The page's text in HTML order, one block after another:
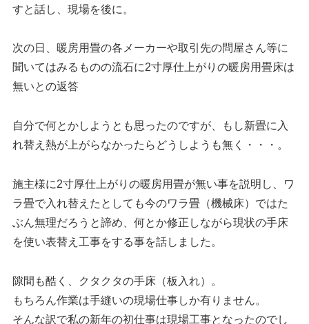
すと話し、現場を後に。
次の日、暖房用畳の各メーカーや取引先の問屋さん等に
聞いてはみるものの流石に2寸厚仕上がりの暖房用畳床は
無いとの返答
自分で何とかしようとも思ったのですが、もし新畳に入
れ替え熱が上がらなかったらどうしようも無く・・・。
施主様に2寸厚仕上がりの暖房用畳が無い事を説明し、ワ
ラ畳で入れ替えたとしても今のワラ畳（機械床）ではた
ぶん無理だろうと諦め、何とか修正しながら現状の手床
を使い表替え工事をする事を話しました。
隙間も酷く、クタクタの手床（板入れ）。
もちろん作業は手縫いの現場仕事しか有りません。
そんな訳で私の新年の初仕事は現場工事となったのでし